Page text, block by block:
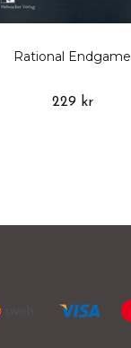
Rational Endgame
229 kr